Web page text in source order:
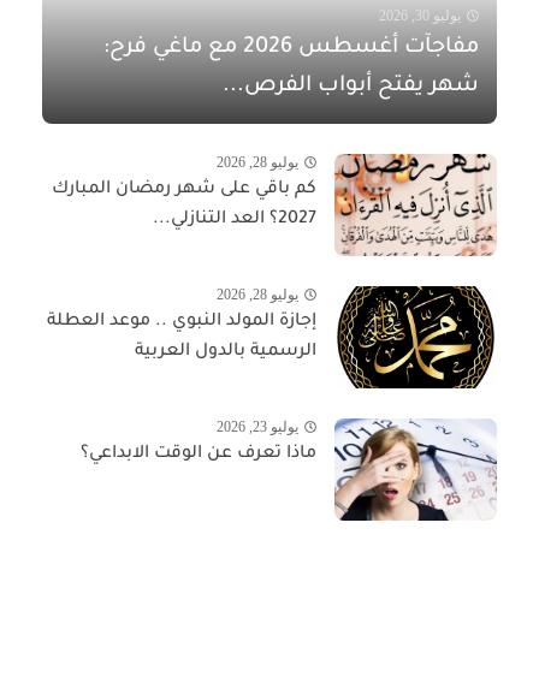
يوليو 30, 2026
مفاجآت أغسطس 2026 مع ماغي فرح:
شهر يفتح أبواب الفرص...
يوليو 28, 2026
كم باقي على شهر رمضان المبارك
2027؟ العد التنازلي...
يوليو 28, 2026
إجازة المولد النبوي .. موعد العطلة
الرسمية بالدول العربية
يوليو 23, 2026
ماذا تعرف عن الوقت الابداعي؟